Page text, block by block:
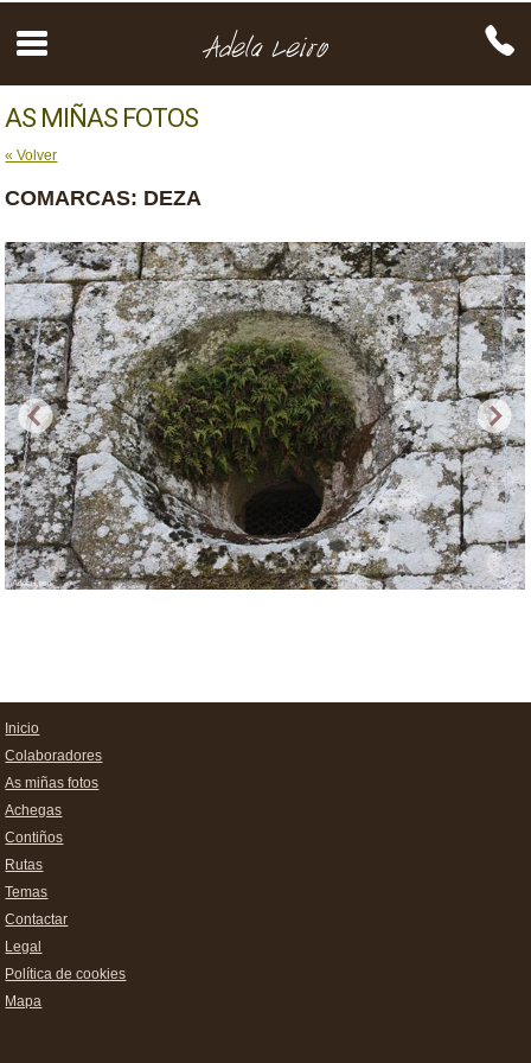
AS MIÑAS FOTOS
« Volver
COMARCAS: DEZA
Inicio
Colaboradores
As miñas fotos
Achegas
Contiños
Rutas
Temas
Contactar
Legal
Política de cookies
Mapa